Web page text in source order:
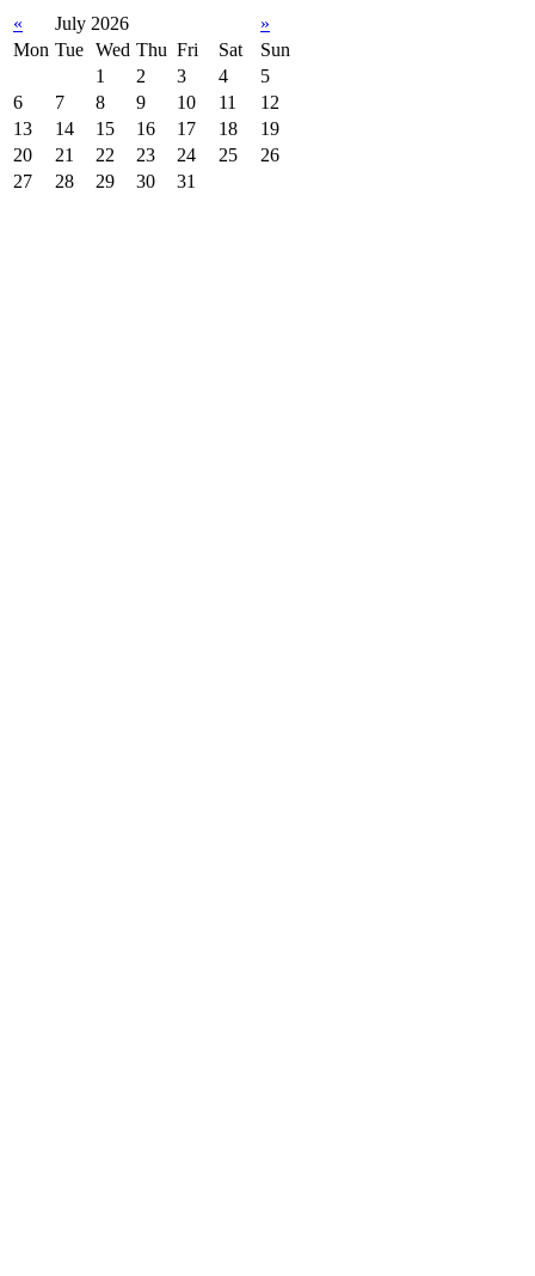
« July 2026
»
Mon Tue Wed Thu Fri Sat
Sun
1
2 3 4
5
6
7 8 9 10 11
12
13
14 15 16 17 18
19
20
21 22 23 24 25
26
27
28 29 30 31